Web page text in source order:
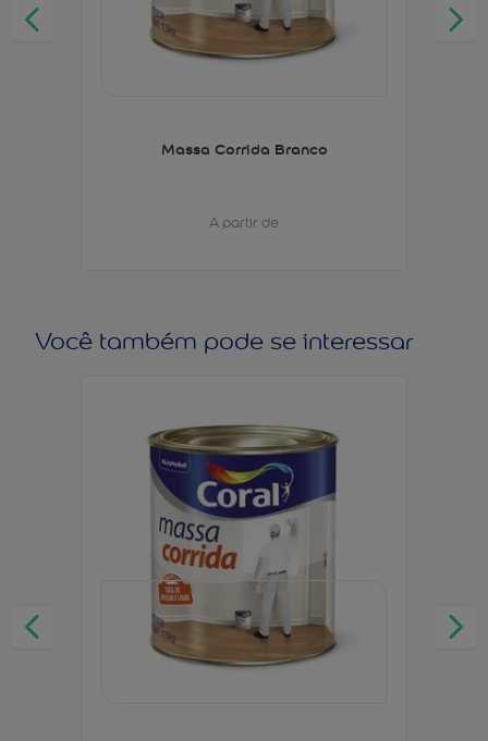
Massa Corrida Branco
A partir de
Você também pode se interessar